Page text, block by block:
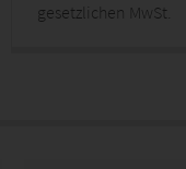
gesetzlichen MwSt.